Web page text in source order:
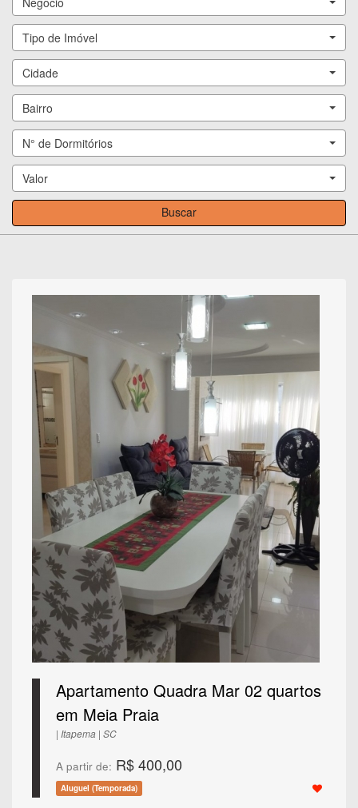
Tipo de Imóvel
Cidade
Bairro
N° de Dormitórios
Valor
Buscar
Apartamento Quadra Mar 02 quartos
em Meia Praia
| Itapema | SC
A partir de: R$ 400,00
Aluguel (Temporada)